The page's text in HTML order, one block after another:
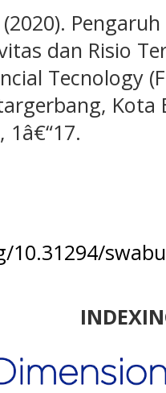
dan Risio
Tecnology
Kota
1â€“17.